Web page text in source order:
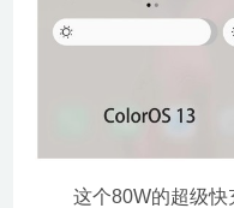
这个80W的超级